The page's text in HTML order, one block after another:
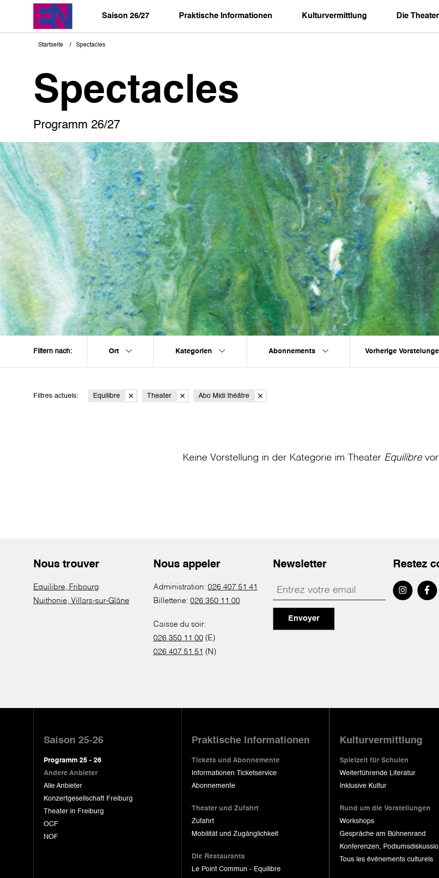
Saison 26/27 Praktische Informationen Kulturvermittlung Die Theater
Pfadnavigation
Startseite Spectacles
Spectacles
Programm 26/27
Filtern nach: Ort Kategorien Abonnements Vorherige
Filtres actuels: Equilibre Theater Abo Midi théâtre
Keine Vorstellung in der Kategorie im Theater Equilibre
Nous trouver
Equilibre, Fribourg
Nuithonie, Villars-sur-Glâne
Nous appeler
Administration: 026 407 51 41
Billetterie: 026 350 11 00
Caisse du soir:
026 350 11 00(E)
026 407 51 51 (N)
Newsletter
Envoyer
Restez
Saison 25-26
Programm 25 - 26
Andere Anbieter
Alle Anbieter
Konzertgesellschaft Freiburg
Theater in Freiburg
OCF
NOF
Praktische Informationen
Tickets und Abonnemente
Informationen Ticketservice
Abonnemente
Theater und Zufahrt
Zufahrt
Mobilität und Zugänglichkeit
Die Restaurants
Le Point Commun - Equilibre
Kulturvermittlung
Spielzeit für Schulen
Weiterführende Literatur
Inklusive Kultur
Rund um die Vorstellungen
Workshops
Gespräche am Bühnenrand
Konferenzen,
Tous les événements culturels